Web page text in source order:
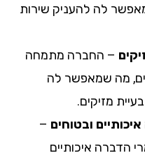
לה להעניק שירות
– החברה מתמחה
מה שמאפשר לה
מזיקים.
ובטוחים –
הדברה איכותיים